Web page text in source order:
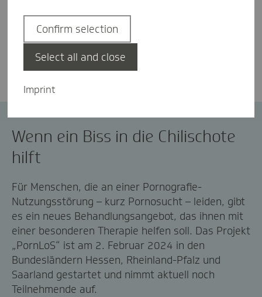
Denise Jacoby
Wenn ein Biss in die Chilischote
hilft
Für Menschen, die an einer Pornografie-
Nutzungsstörung – kurz Pornosucht – leiden, gibt
es ein neues Behandlungsangebot, das ihnen mit
einer besonderen Therapie helfen soll. Das Projekt
„PornLoS“ ist am 2. Februar 2024 in den
Bundesländern Hessen, Rheinland-Pfalz und
Saarland gestartet und nimmt aktuell noch
Teilnehmende auf.
Imprint
Confirm selection
Select all and close